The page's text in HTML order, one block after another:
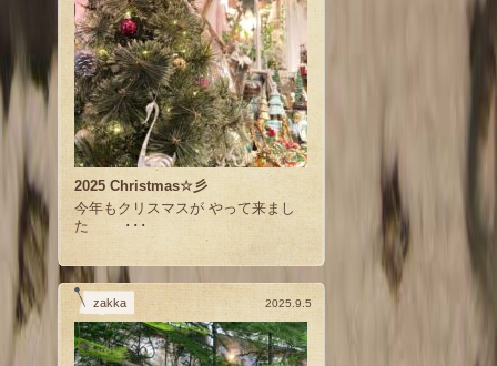
2025 Christmas☆彡
今年もクリスマスが やって来まし
た ･･･
zakka 2025.9.5